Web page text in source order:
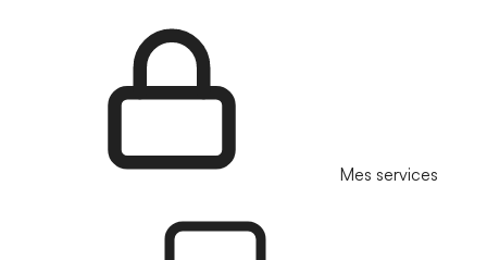
Mes services